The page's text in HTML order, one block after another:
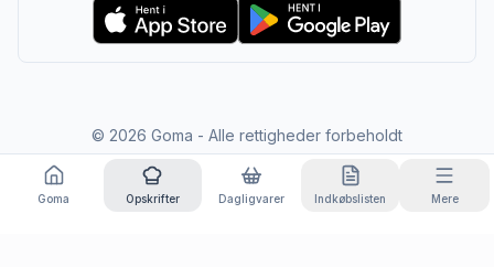
© 2026 Goma - Alle rettigheder forbeholdt
Goma Opskrifter Dagligvarer Indkøbslisten Mere